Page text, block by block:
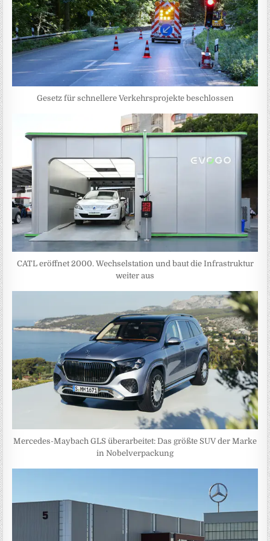
Gesetz für schnellere Verkehrsprojekte beschlossen
CATL eröffnet 2000. Wechselstation und baut die Infrastruktur
weiter aus
Mercedes-Maybach GLS überarbeitet: Das größte SUV der Marke
in Nobelverpackung